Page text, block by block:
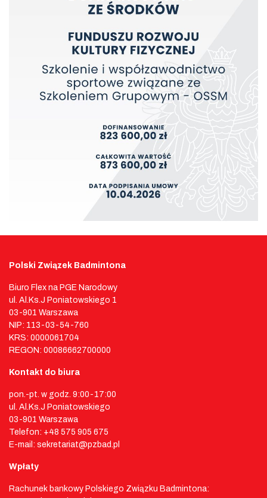
Polski Związek Badmintona
Biuro Flex na PGE Narodowy
ul. Al.Ks.J Poniatowskiego 1
03-901 Warszawa
NIP: 113-03-54-760
KRS: 0000061704
REGON: 00086662700000
Kontakt do biura
pon.-pt. w godz. 9:00-17:00
ul. Al.Ks.J Poniatowskiego
03-901 Warszawa
Telefon: +48 575 905 675
E-mail: sekretariat@pzbad.pl
Wpłaty
Rachunek bankowy Polskiego Związku Badmintona: